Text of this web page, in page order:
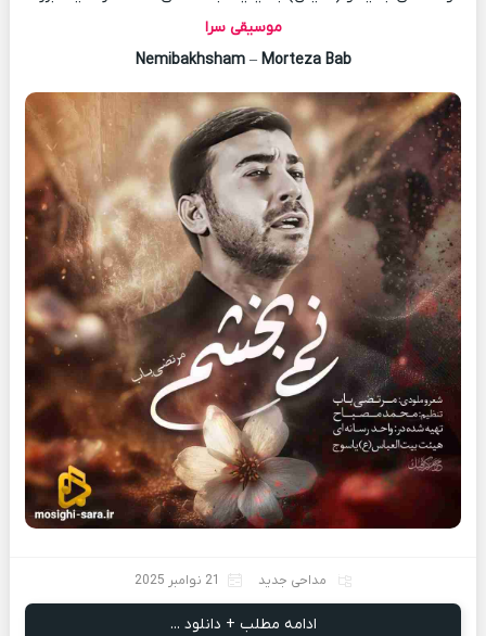
موسیقی سرا
Nemibakhsham– Morteza Bab
مداحی جدید 21 نوامبر 2025
ادامه مطلب + دانلود ...